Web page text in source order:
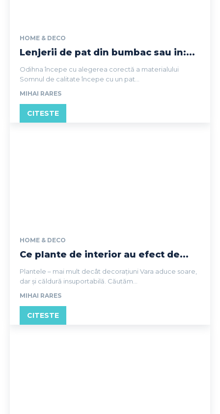
HOME & DECO
Lenjerii de pat din bumbac sau in:...
Odihna începe cu alegerea corectă a materialului
Somnul de calitate începe cu un pat...
MIHAI RARES
CITESTE
HOME & DECO
Ce plante de interior au efect de...
Plantele – mai mult decât decorațiuni Vara aduce soare,
dar și căldură insuportabilă. Căutăm...
MIHAI RARES
CITESTE